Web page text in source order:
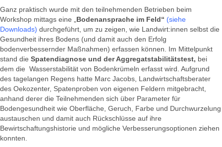
Ganz praktisch wurde mit den teilnehmenden Betrieben beim
Workshop mittags eine „ Bodenansprache im Feld“ (siehe
Downloads) durchgeführt, um zu zeigen, wie Landwirt:innen selbst die
Gesundheit ihres Bodens (und damit auch den Erfolg
bodenverbessernder Maßnahmen) erfassen können. Im Mittelpunkt
stand die Spatendiagnose und der Aggregatstabilitätstest, bei
dem die Wasserstabilität von Bodenkrümeln erfasst wird. Aufgrund
des tagelangen Regens hatte Marc Jacobs, Landwirtschaftsberater
des Oekozenter, Spatenproben von eigenen Feldern mitgebracht,
anhand derer die Teilnehmenden sich über Parameter für
Bodengesundheit wie Oberfläche, Geruch, Farbe und Durchwurzelung
austauschen und damit auch Rückschlüsse auf ihre
Bewirtschaftungshistorie und mögliche Verbesserungsoptionen ziehen
konnten.